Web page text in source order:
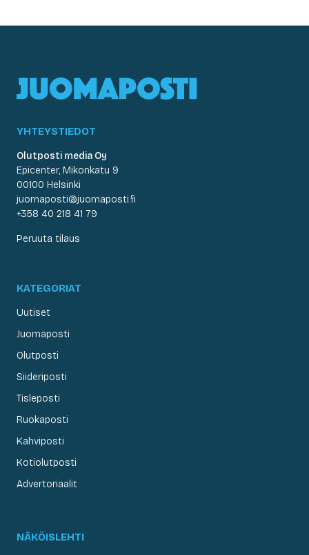
YHTEYSTIEDOT
Olutposti media Oy
Epicenter, Mikonkatu 9
00100 Helsinki
juomaposti@juomaposti.fi
+358 40 218 41 79
Peruuta tilaus
KATEGORIAT
Uutiset
Juomaposti
Olutposti
Siideriposti
Tisleposti
Ruokaposti
Kahviposti
Kotiolutposti
Advertoriaalit
NÄKÖISLEHTI